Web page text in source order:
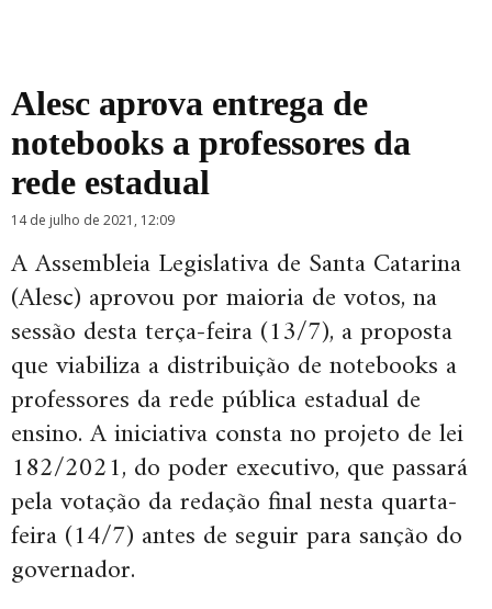
Alesc aprova entrega de
notebooks a professores da
rede estadual
14 de julho de 2021, 12:09
A Assembleia Legislativa de Santa Catarina
(Alesc) aprovou por maioria de votos, na
sessão desta terça-feira (13/7), a proposta
que viabiliza a distribuição de notebooks a
professores da rede pública estadual de
ensino. A iniciativa consta no projeto de lei
182/2021, do poder executivo, que passará
pela votação da redação final nesta quarta-
feira (14/7) antes de seguir para sanção do
governador.